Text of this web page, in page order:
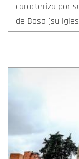
caracteriza por
de Bosa (su